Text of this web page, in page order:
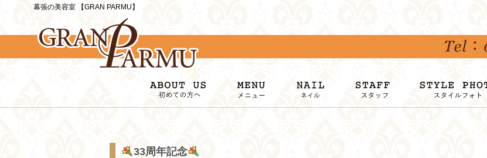
幕張の美容室 【GRAN PARMU】
33周年記念